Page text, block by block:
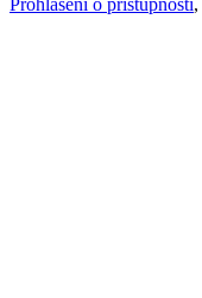
Prohlášení o přístupnosti,